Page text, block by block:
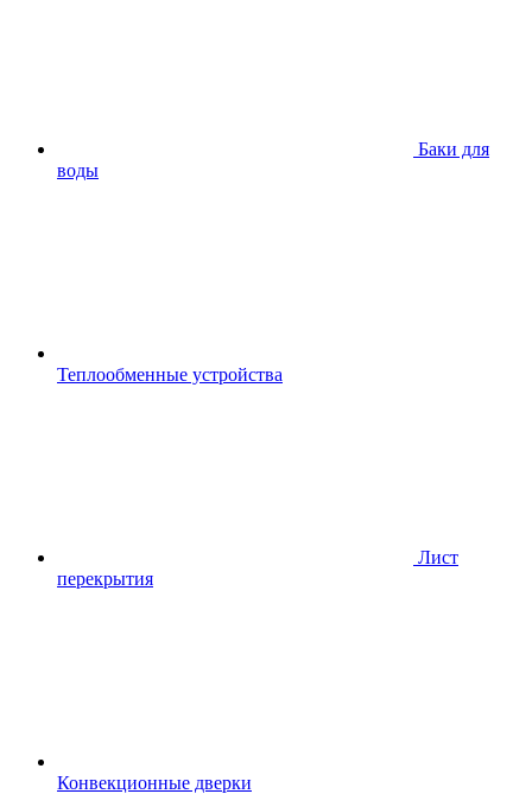
Баки для
воды
Теплообменные устройства
Лист
перекрытия
Конвекционные дверки